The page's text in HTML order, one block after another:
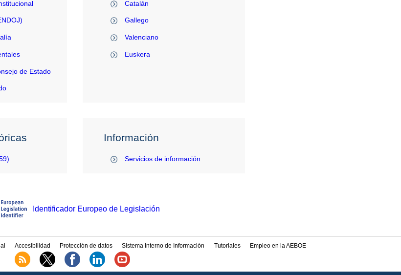
de Estado
Catalán
Gallego
Valenciano
Euskera
Información
Servicios de información
Identificador Europeo de Legislación
Accesibilidad Protección de datos Sistema Interno de Información Tutoriales Empleo en la AEBOE